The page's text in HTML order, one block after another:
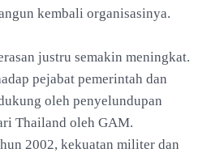
kembali organisasinya.
justru semakin meningkat.
pejabat pemerintah dan
oleh penyelundupan
Thailand oleh GAM.
2002, kekuatan militer dan